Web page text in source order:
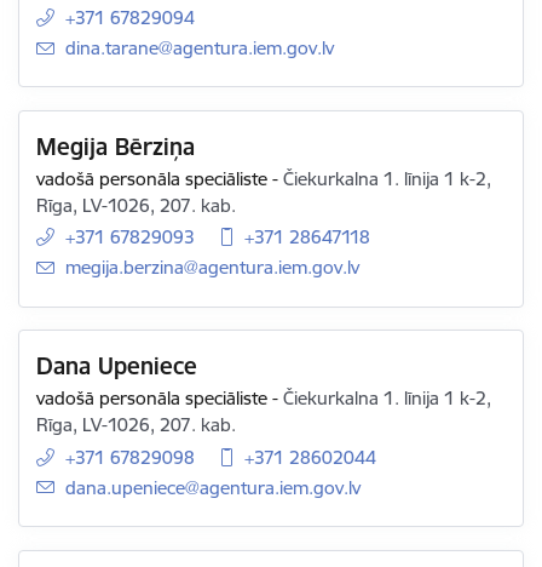
+371 67829094
E-pasts:
dina.tarane@agentura.iem.gov.lv
Megija Bērziņa
vadošā personāla speciāliste -Čiekurkalna 1. līnija 1 k-2,
Rīga, LV-1026, 207. kab.
+371 67829093
+371 28647118
E-pasts:
megija.berzina@agentura.iem.gov.lv
Dana Upeniece
vadošā personāla speciāliste -Čiekurkalna 1. līnija 1 k-2,
Rīga, LV-1026, 207. kab.
+371 67829098
+371 28602044
E-pasts:
dana.upeniece@agentura.iem.gov.lv